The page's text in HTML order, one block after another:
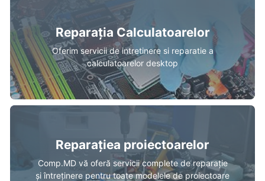
Reparația Calculatoarelor
Oferim servicii de intretinere si reparatie a
calculatoarelor desktop
Reparațiea proiectoarelor
Comp.MD vă oferă servicii complete de reparație
și întreținere pentru toate modelele de proiectoare